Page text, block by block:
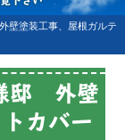
塗装工事、屋根ガルテ
邸 外壁
カバー